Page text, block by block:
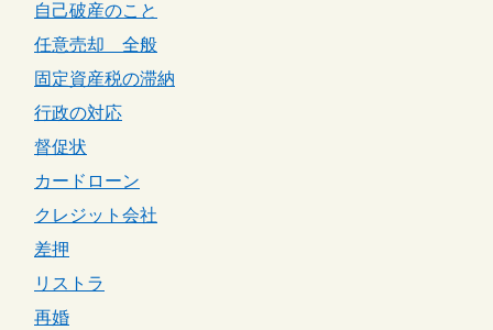
自己破産のこと
任意売却 全般
固定資産税の滞納
行政の対応
督促状
カードローン
クレジット会社
差押
リストラ
再婚